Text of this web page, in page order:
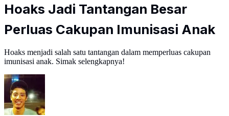
Hoaks Jadi Tantangan Besar
Perluas Cakupan Imunisasi Anak
Hoaks menjadi salah satu tantangan dalam memperluas cakupan
imunisasi anak. Simak selengkapnya!